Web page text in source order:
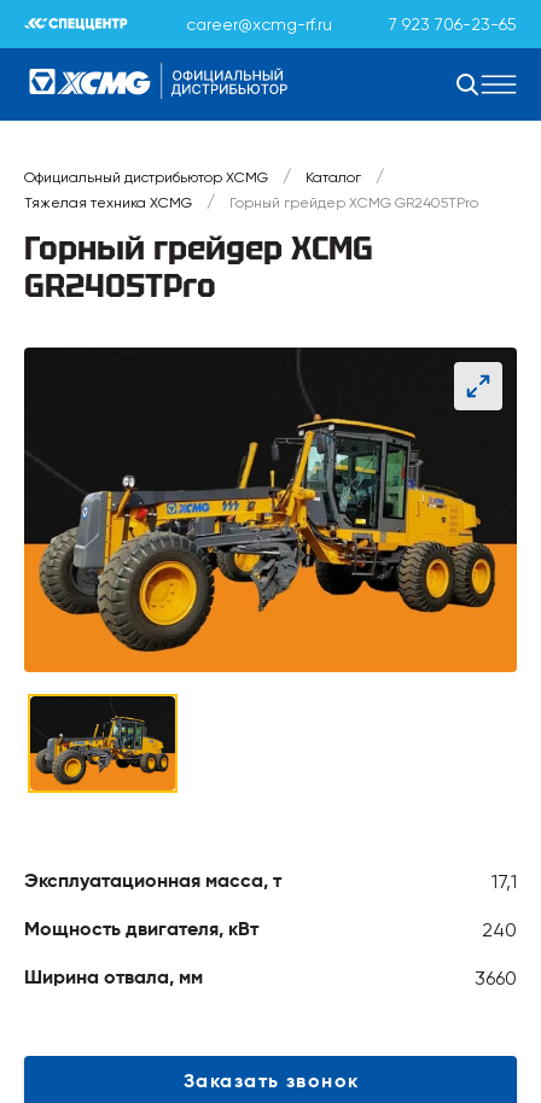
career@xcmg-rf.ru 7 923 706-23-65
Официальный дистрибьютор XCMG / Каталог /
Тяжелая техника XCMG / Горный грейдер XCMG GR2405TPro
Горный грейдер XCMG
GR2405TPro
Эксплуатационная масса, т 17,1
Мощность двигателя, кВт 240
Ширина отвала, мм 3660
Заказать звонок